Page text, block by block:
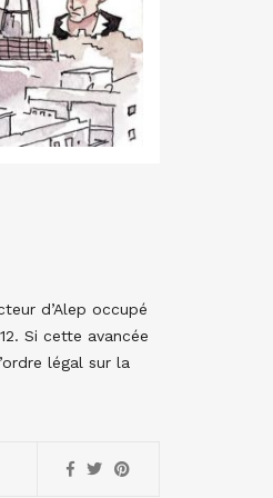
d’Alep occupé
Si cette avancée
légal sur la